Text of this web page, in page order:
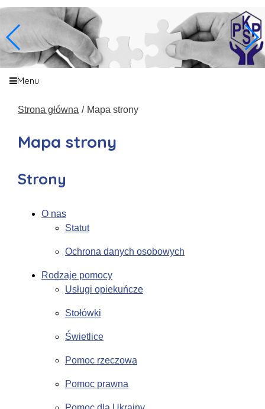
Menu
Strona główna Mapa strony
Mapa strony
Strony
O nas
Statut
Ochrona danych osobowych
Rodzaje pomocy
Usługi opiekuńcze
Stołówki
Świetlice
Pomoc rzeczowa
Pomoc prawna